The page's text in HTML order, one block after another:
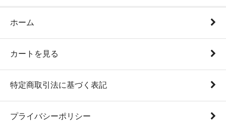
ホーム
カートを見る
特定商取引法に基づく表記
プライバシーポリシー